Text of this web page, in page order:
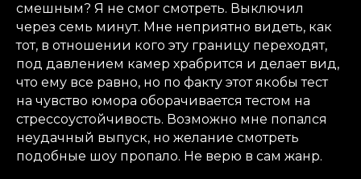
смешным? Я не смог смотреть. Выключил
через семь минут. Мне неприятно видеть, как
тот, в отношении кого эту границу переходят,
под давлением камер храбрится и делает вид,
что ему все равно, но по факту этот якобы тест
на чувство юмора оборачивается тестом на
стрессоустойчивость. Возможно мне попался
неудачный выпуск, но желание смотреть
подобные шоу пропало. Не верю в сам жанр.